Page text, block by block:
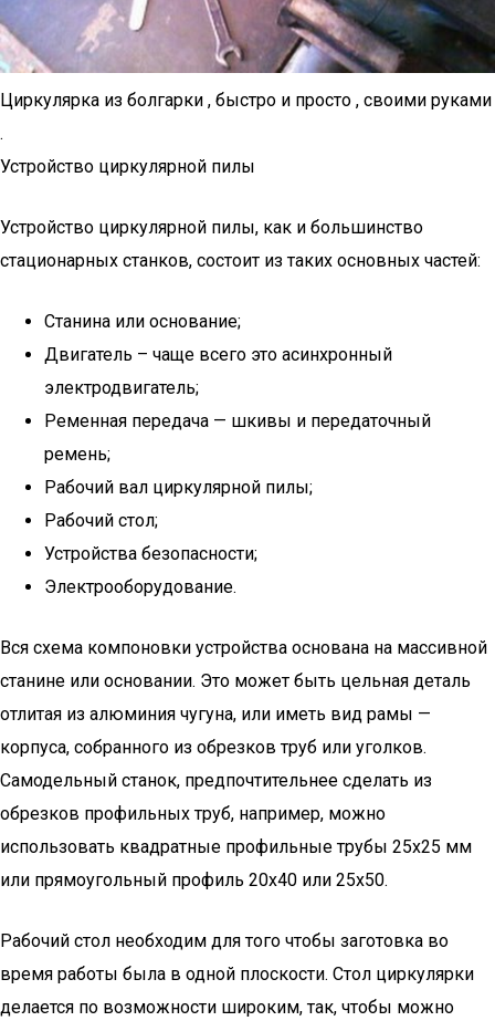
Циркулярка из болгарки , быстро и просто , своими руками
.
Устройство циркулярной пилы
Устройство циркулярной пилы, как и большинство
стационарных станков, состоит из таких основных частей:
Станина или основание;
Двигатель – чаще всего это асинхронный
электродвигатель;
Ременная передача — шкивы и передаточный
ремень;
Рабочий вал циркулярной пилы;
Рабочий стол;
Устройства безопасности;
Электрооборудование.
Вся схема компоновки устройства основана на массивной
станине или основании. Это может быть цельная деталь
отлитая из алюминия чугуна, или иметь вид рамы —
корпуса, собранного из обрезков труб или уголков.
Самодельный станок, предпочтительнее сделать из
обрезков профильных труб, например, можно
использовать квадратные профильные трубы 25х25 мм
или прямоугольный профиль 20х40 или 25х50.
Рабочий стол необходим для того чтобы заготовка во
время работы была в одной плоскости. Стол циркулярки
делается по возможности широким, так, чтобы можно